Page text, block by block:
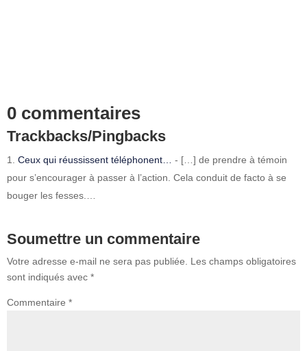
0 commentaires
Trackbacks/Pingbacks
Ceux qui réussissent téléphonent…
- […] de prendre à témoin
pour s’encourager à passer à l’action. Cela conduit de facto à se
bouger les fesses.…
Soumettre un commentaire
Votre adresse e-mail ne sera pas publiée.
Les champs obligatoires
sont indiqués avec *
Commentaire *